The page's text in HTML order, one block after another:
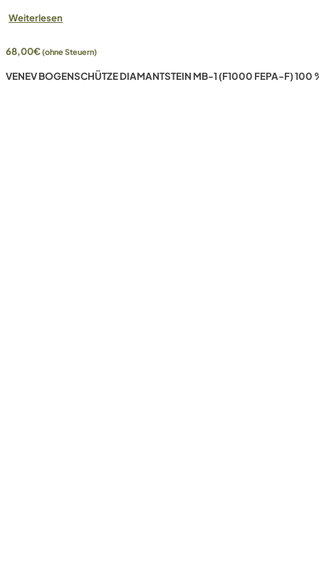
Weiterlesen
68,00€(ohne Steuern)
VENEV BOGENSCHÜTZE DIAMANTSTEIN MB-1 (F1000 FEPA-F) 100